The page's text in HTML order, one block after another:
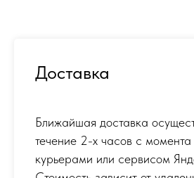
Доставка
Ближайшая доставка
течение 2-х часов с
курьерами или сервисом